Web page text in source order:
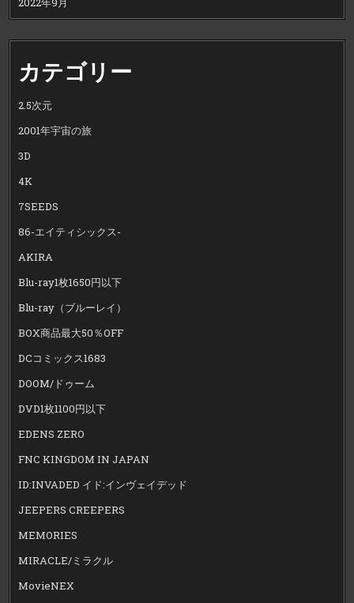
カテゴリー
2.5次元
2001年宇宙の旅
3D
4K
7SEEDS
86-エイティシックス-
AKIRA
Blu-ray1枚1650円以下
Blu-ray（ブルーレイ）
BOX商品最大50％OFF
DCコミックス1683
DOOM/ドゥーム
DVD1枚1100円以下
EDENS ZERO
FNC KINGDOM IN JAPAN
ID:INVADED イド:インヴェイデッド
JEEPERS CREEPERS
MEMORIES
MIRACLE/ミラクル
MovieNEX